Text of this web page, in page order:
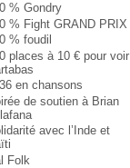
% Gondry
% Fight GRAND PRIX
% foudil
places à 10 € pour voir
en chansons
de soutien à Brian
avec l’Inde et
Folk